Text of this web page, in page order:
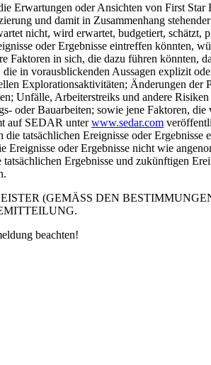
Erwartungen oder Ansichten von First
und damit in Zusammenhang
nicht, wird erwartet, budgetiert, schätzt,
oder Ergebnisse eintreffen könnten,
in sich, die dazu führen könnten,
in vorausblickenden Aussagen explizit
Explorationsaktivitäten; Änderungen
Unfälle, Arbeiterstreiks und andere
oder Bauarbeiten; sowie jene Faktoren,
auf SEDAR unterwww.sedar.com
tatsächlichen Ereignisse oder
oder Ergebnisse nicht wie
Ergebnisse und zukünftigen
(GEMÄSS DEN
beachten!